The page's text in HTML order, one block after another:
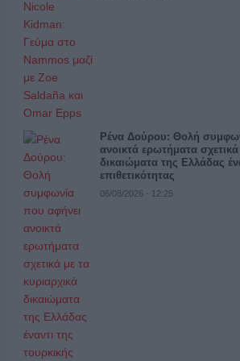
Ρένα Δούρου: Θολή
ανοικτά ερωτήματα
δικαιώματα της Ελλάδας
επιθετικότητας
06/08/2026 - 12:25